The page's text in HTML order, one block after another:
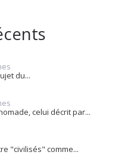
du...
celui décrit par...
"civilisés" comme...